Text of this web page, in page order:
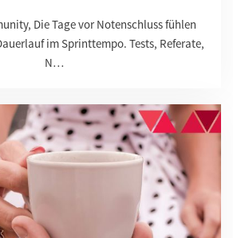
Die Tage vor Notenschluss fühlen
im Sprinttempo. Tests, Referate,
N…